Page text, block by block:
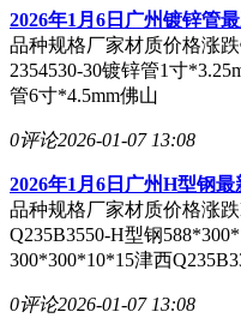
2026年1月6日广州镀锌管
品种规格厂家材质价格涨
2354530-30镀锌管1寸
管6寸*4.5mm佛山
0评论2026-01-07 13:08
2026年1月6日广州H型钢
品种规格厂家材质价格涨
Q235B3550-H型钢
300*300*10*15津西
0评论2026-01-07 13:08